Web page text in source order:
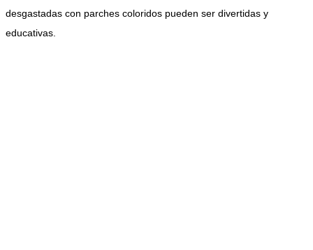
desgastadas con parches coloridos pueden ser divertidas y
educativas.